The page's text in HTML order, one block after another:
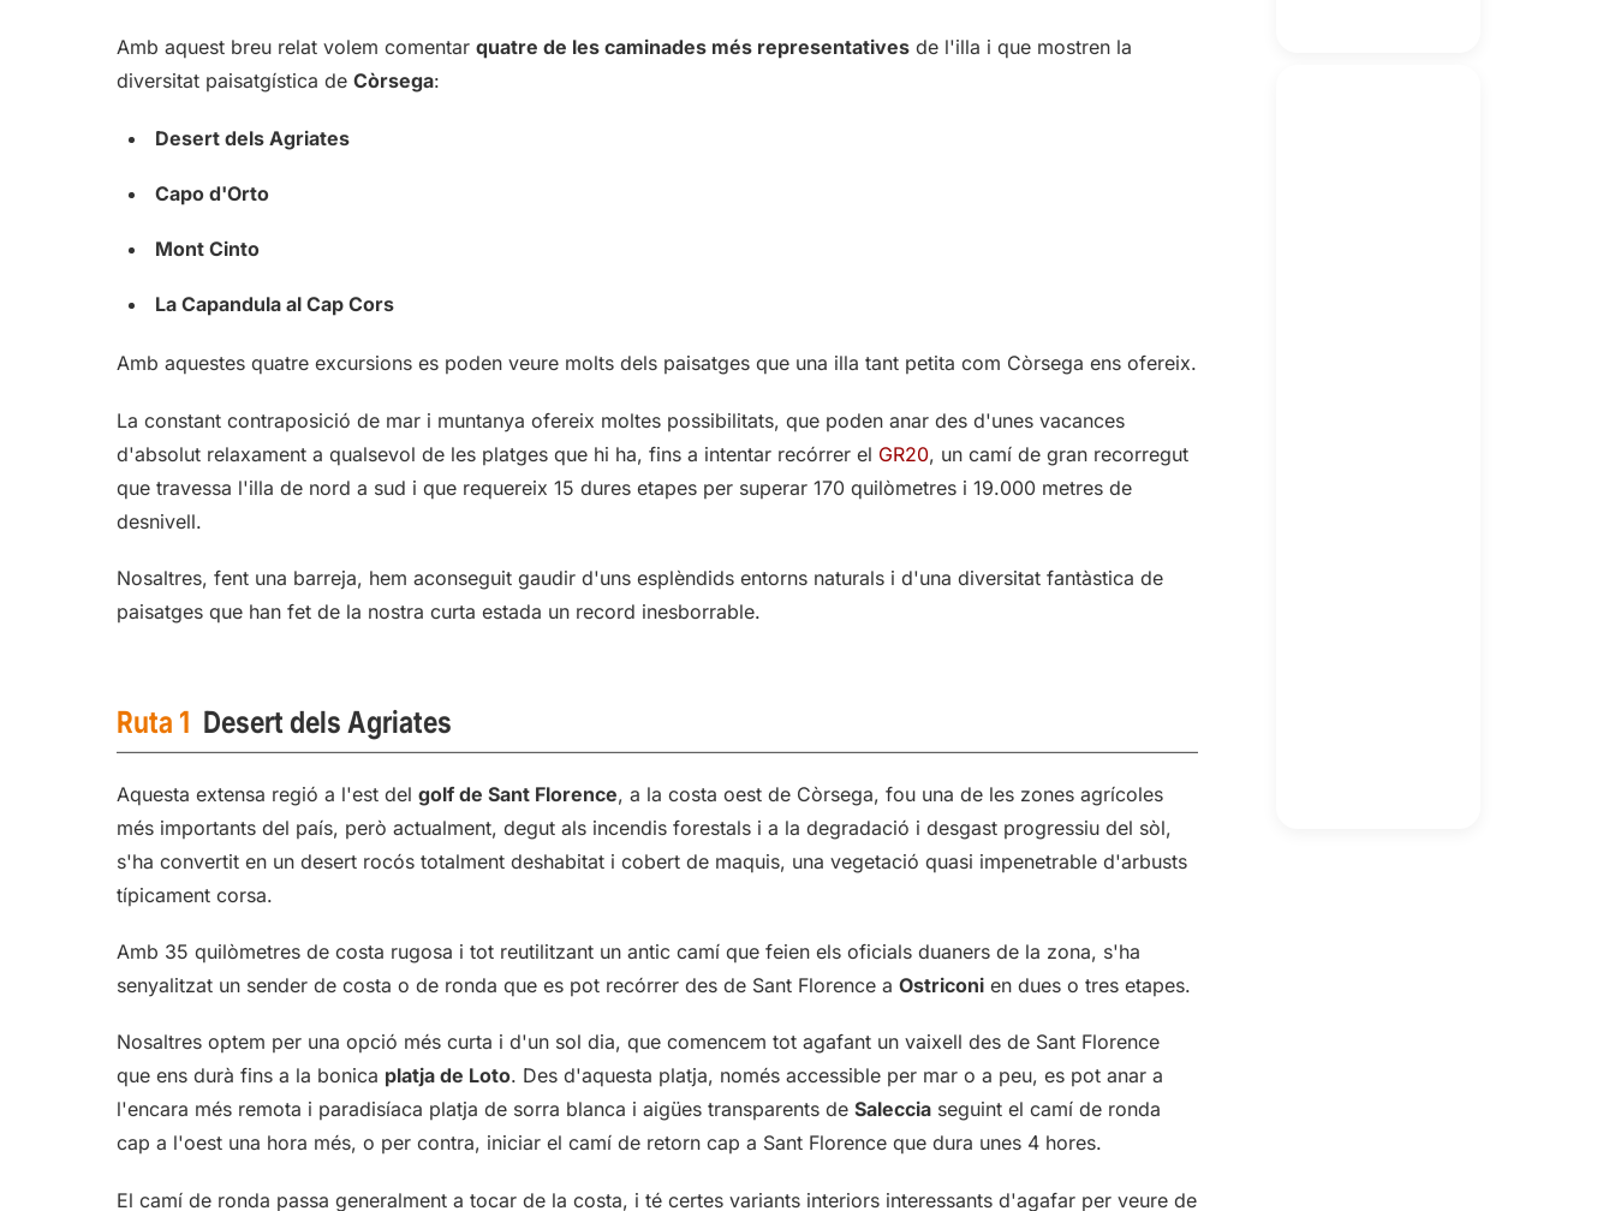
Amb aquest breu relat volem comentar quatre de les caminades més representatives de l'illa i que mostren la
diversitat paisatgística de Còrsega:
Desert dels Agriates
Capo d'Orto
Mont Cinto
La Capandula al Cap Cors
Amb aquestes quatre excursions es poden veure molts dels paisatges que una illa tant petita com Còrsega ens ofereix.
La constant contraposició de mar i muntanya ofereix moltes possibilitats, que poden anar des d'unes vacances
d'absolut relaxament a qualsevol de les platges que hi ha, fins a intentar recórrer el GR20, un camí de gran recorregut
que travessa l'illa de nord a sud i que requereix 15 dures etapes per superar 170 quilòmetres i 19.000 metres de
desnivell.
Nosaltres, fent una barreja, hem aconseguit gaudir d'uns esplèndids entorns naturals i d'una diversitat fantàstica de
paisatges que han fet de la nostra curta estada un record inesborrable.
Ruta 1 Desert dels Agriates
Aquesta extensa regió a l'est del golf de Sant Florence, a la costa oest de Còrsega, fou una de les zones agrícoles
més importants del país, però actualment, degut als incendis forestals i a la degradació i desgast progressiu del sòl,
s'ha convertit en un desert rocós totalment deshabitat i cobert de maquis, una vegetació quasi impenetrable d'arbusts
típicament corsa.
Amb 35 quilòmetres de costa rugosa i tot reutilitzant un antic camí que feien els oficials duaners de la zona, s'ha
senyalitzat un sender de costa o de ronda que es pot recórrer des de Sant Florence a Ostriconi en dues o tres etapes.
Nosaltres optem per una opció més curta i d'un sol dia, que comencem tot agafant un vaixell des de Sant Florence
que ens durà fins a la bonica platja de Loto. Des d'aquesta platja, només accessible per mar o a peu, es pot anar a
l'encara més remota i paradisíaca platja de sorra blanca i aigües transparents de Saleccia seguint el camí de ronda
cap a l'oest una hora més, o per contra, iniciar el camí de retorn cap a Sant Florence que dura unes 4 hores.
El camí de ronda passa generalment a tocar de la costa, i té certes variants interiors interessants d'agafar per veure de